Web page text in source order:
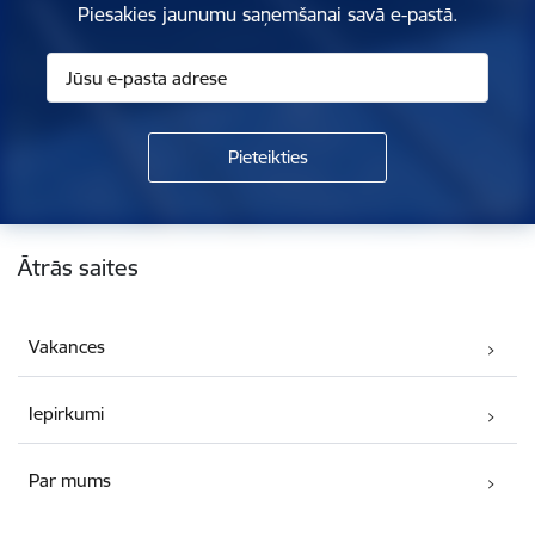
Piesakies jaunumu saņemšanai savā e-pastā.
Kājene
Ātrās saites
Vakances
Iepirkumi
Par mums